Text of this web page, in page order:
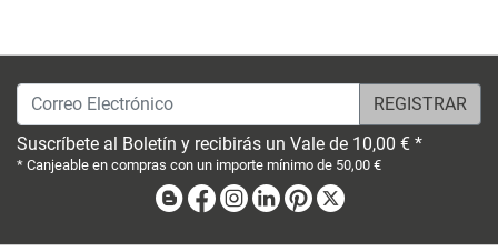
Correo Electrónico
Suscríbete al Boletín y recibirás un Vale de 10,00 € *
* Canjeable en compras con un importe mínimo de 50,00 €
BlogFacebook
Instagram
LinkedinPinterest